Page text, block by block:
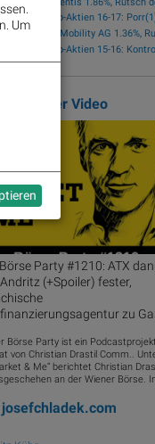
im Erste Group-Headquarter,
Austro-Aktien 16-17:
Trades Austro-Aktien 15-16:
Partner Video
Party #1210: ATX
(+Spoiler) fester,
zu
Börse Party ist ein
von Christian Drastil Comm..
& Me“ berichtet Christian
an der Wiener Börse.
josefchladek.com
Um